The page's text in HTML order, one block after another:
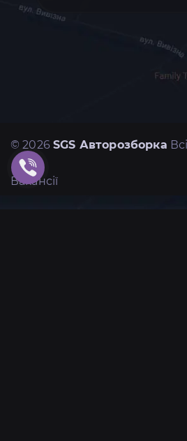
© 2026SGS Авторозборка
Вакансії